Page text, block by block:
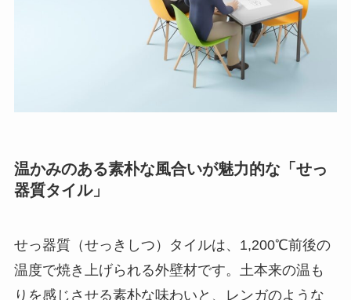
温かみのある素朴な風合いが魅力的な「せっ
器質タイル」
せっ器質（せっきしつ）タイルは、1,200℃前後の
温度で焼き上げられる外壁材です。土本来の温も
りを感じさせる素朴な味わいと、レンガのような